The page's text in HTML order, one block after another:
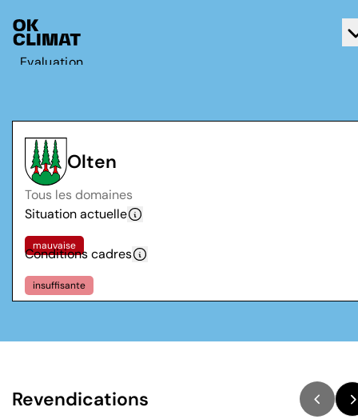
Evaluation
Contact
Français
Deutsch
Olten
Tous les domaines
Situation actuelle
mauvaise
Conditions cadres
insuffisante
Revendications